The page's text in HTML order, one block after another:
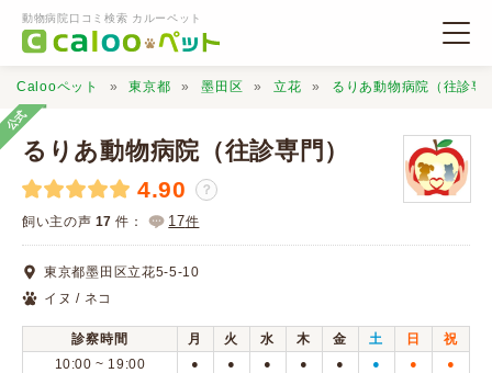
動物病院口コミ検索 カルーペット
動物病院検索
口コミ検索
Calooペットとは？
Calooペット 東京都 墨田区 立花 るりあ動物病院（往診専
公式
るりあ動物病院（往診専門）
4.90 ？
飼い主の声 17 件： 17件
東京都墨田区立花5-5-10
イヌ / ネコ
診察時間 月 火 水 木 金 土 日
祝
10:00 ~ 19:00
● ● ● ● ● ● ● ●